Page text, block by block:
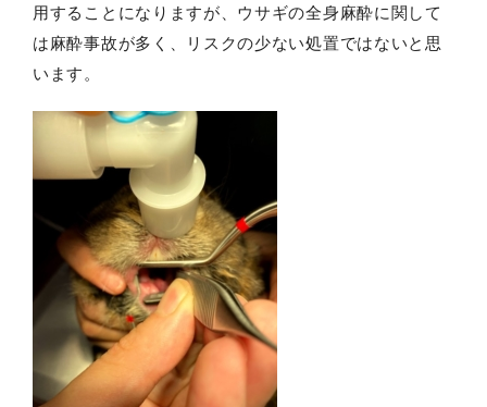
用することになりますが、ウサギの全身麻酔に関して
は麻酔事故が多く、リスクの少ない処置ではないと思
います。